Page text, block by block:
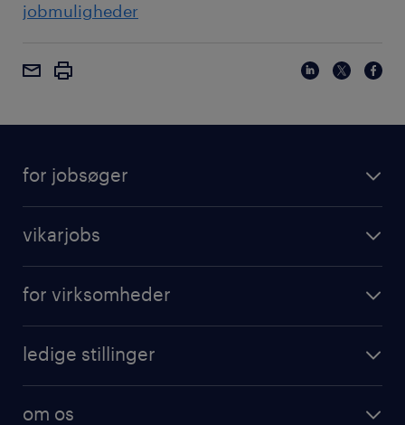
jobmuligheder
for jobsøger
vikarjobs
for virksomheder
ledige stillinger
om os